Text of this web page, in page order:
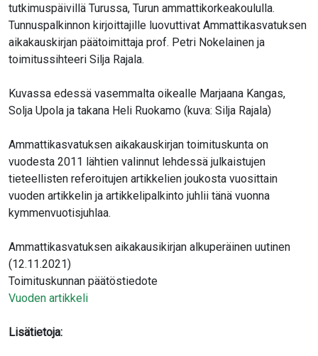
tutkimuspäivillä Turussa, Turun ammattikorkeakoululla.
Tunnuspalkinnon kirjoittajille luovuttivat Ammattikasvatuksen
aikakauskirjan päätoimittaja prof. Petri Nokelainen ja
toimitussihteeri Silja Rajala.
Kuvassa edessä vasemmalta oikealle Marjaana Kangas,
Solja Upola ja takana Heli Ruokamo (kuva: Silja Rajala)
Ammattikasvatuksen aikakauskirjan toimituskunta on
vuodesta 2011 lähtien valinnut lehdessä julkaistujen
tieteellisten referoitujen artikkelien joukosta vuosittain
vuoden artikkelin ja artikkelipalkinto juhlii tänä vuonna
kymmenvuotisjuhlaa.
Ammattikasvatuksen aikakausikirjan alkuperäinen uutinen
(12.11.2021)
Toimituskunnan päätöstiedote
Vuoden artikkeli
Lisätietoja: